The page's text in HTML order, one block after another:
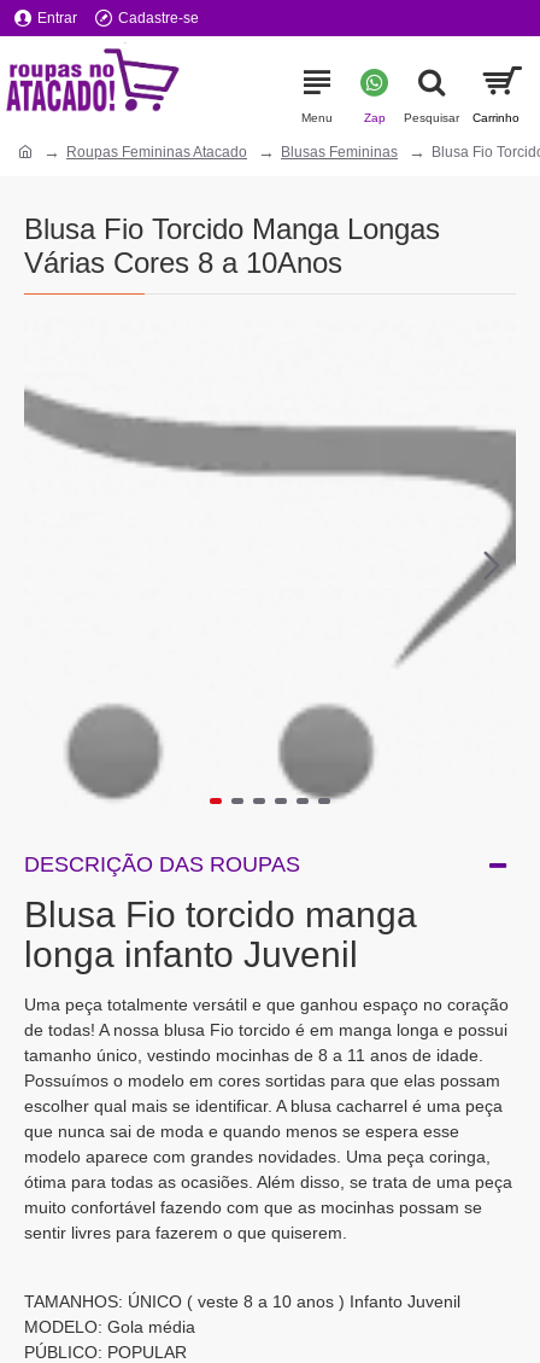
Entrar Cadastre-se
Roupas Femininas Atacado Blusas Femininas Blusa Fio
Blusa Fio Torcido Manga Longas
Várias Cores 8 a 10Anos
DESCRIÇÃO DAS ROUPAS
Blusa Fio torcido manga
longa infanto Juvenil
Uma peça totalmente versátil e que ganhou espaço no coração
de todas! A nossa blusa Fio torcido é em manga longa e possui
tamanho único, vestindo mocinhas de 8 a 11 anos de idade.
Possuímos o modelo em cores sortidas para que elas possam
escolher qual mais se identificar. A blusa cacharrel é uma peça
que nunca sai de moda e quando menos se espera esse
modelo aparece com grandes novidades. Uma peça coringa,
ótima para todas as ocasiões. Além disso, se trata de uma peça
muito confortável fazendo com que as mocinhas possam se
sentir livres para fazerem o que quiserem.
TAMANHOS: ÚNICO ( veste 8 a 10 anos ) Infanto Juvenil
MODELO: Gola média
PÚBLICO: POPULAR